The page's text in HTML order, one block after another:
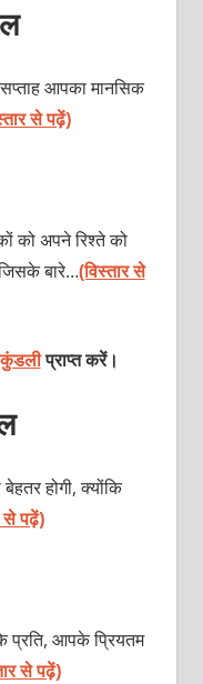
सप्ताह आपका मानसिक
से पढ़ें)
को अपने रिश्ते को
बारे…(विस्तार से
प्राप्त करें।
होगी, क्योंकि
से पढ़ें)
के प्रति, आपके प्रियतम
से पढ़ें)